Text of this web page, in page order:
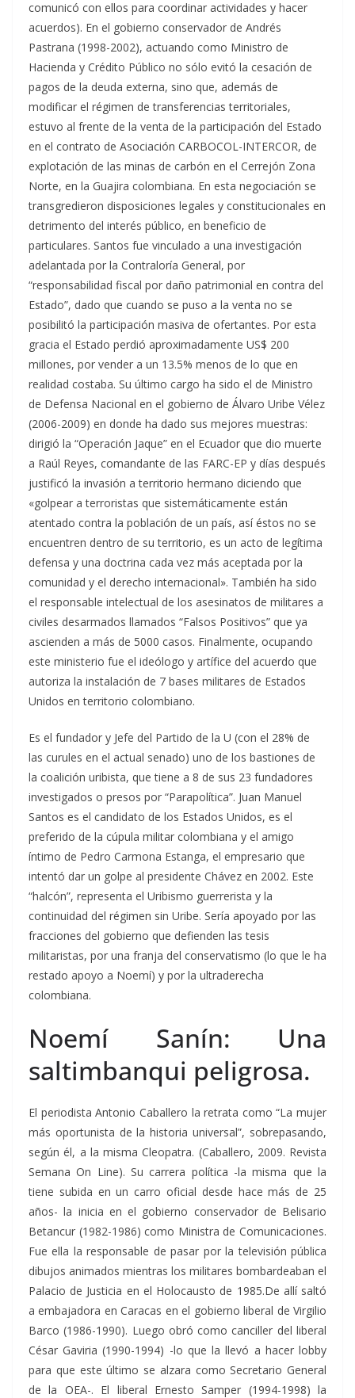
comunicó con ellos para coordinar actividades y hacer
acuerdos). En el gobierno conservador de Andrés
Pastrana (1998-2002), actuando como Ministro de
Hacienda y Crédito Público no sólo evitó la cesación de
pagos de la deuda externa, sino que, además de
modificar el régimen de transferencias territoriales,
estuvo al frente de la venta de la participación del Estado
en el contrato de Asociación CARBOCOL-INTERCOR, de
explotación de las minas de carbón en el Cerrejón Zona
Norte, en la Guajira colombiana. En esta negociación se
transgredieron disposiciones legales y constitucionales en
detrimento del interés público, en beneficio de
particulares. Santos fue vinculado a una investigación
adelantada por la Contraloría General, por
“responsabilidad fiscal por daño patrimonial en contra del
Estado”, dado que cuando se puso a la venta no se
posibilitó la participación masiva de ofertantes. Por esta
gracia el Estado perdió aproximadamente US$ 200
millones, por vender a un 13.5% menos de lo que en
realidad costaba. Su último cargo ha sido el de Ministro
de Defensa Nacional en el gobierno de Álvaro Uribe Vélez
(2006-2009) en donde ha dado sus mejores muestras:
dirigió la “Operación Jaque” en el Ecuador que dio muerte
a Raúl Reyes, comandante de las FARC-EP y días después
justificó la invasión a territorio hermano diciendo que
«golpear a terroristas que sistemáticamente están
atentado contra la población de un país, así éstos no se
encuentren dentro de su territorio, es un acto de legítima
defensa y una doctrina cada vez más aceptada por la
comunidad y el derecho internacional». También ha sido
el responsable intelectual de los asesinatos de militares a
civiles desarmados llamados “Falsos Positivos” que ya
ascienden a más de 5000 casos. Finalmente, ocupando
este ministerio fue el ideólogo y artífice del acuerdo que
autoriza la instalación de 7 bases militares de Estados
Unidos en territorio colombiano.
Es el fundador y Jefe del Partido de la U (con el 28% de
las curules en el actual senado) uno de los bastiones de
la coalición uribista, que tiene a 8 de sus 23 fundadores
investigados o presos por “Parapolítica”. Juan Manuel
Santos es el candidato de los Estados Unidos, es el
preferido de la cúpula militar colombiana y el amigo
íntimo de Pedro Carmona Estanga, el empresario que
intentó dar un golpe al presidente Chávez en 2002. Este
“halcón”, representa el Uribismo guerrerista y la
continuidad del régimen sin Uribe. Sería apoyado por las
fracciones del gobierno que defienden las tesis
militaristas, por una franja del conservatismo (lo que le ha
restado apoyo a Noemí) y por la ultraderecha
colombiana.
Noemí Sanín: Una
saltimbanqui peligrosa.
El periodista Antonio Caballero la retrata como “La mujer
más oportunista de la historia universal”, sobrepasando,
según él, a la misma Cleopatra. (Caballero, 2009. Revista
Semana On Line). Su carrera política -la misma que la
tiene subida en un carro oficial desde hace más de 25
años- la inicia en el gobierno conservador de Belisario
Betancur (1982-1986) como Ministra de Comunicaciones.
Fue ella la responsable de pasar por la televisión pública
dibujos animados mientras los militares bombardeaban el
Palacio de Justicia en el Holocausto de 1985.De allí saltó
a embajadora en Caracas en el gobierno liberal de Virgilio
Barco (1986-1990). Luego obró como canciller del liberal
César Gaviria (1990-1994) -lo que la llevó a hacer lobby
para que este último se alzara como Secretario General
de la OEA-. El liberal Ernesto Samper (1994-1998) la